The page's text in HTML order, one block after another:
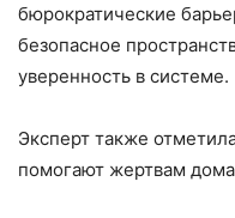
бюрократические
безопасное
уверенность в системе.
Эксперт также
помогают жертвам